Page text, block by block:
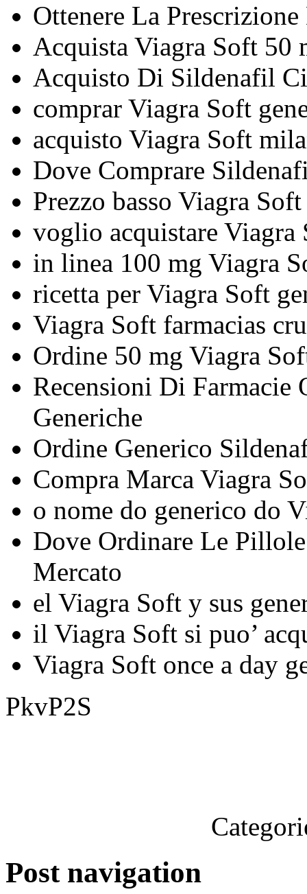
Ottenere La
Acquista Viagra Soft 50
Acquisto Di Sildenafil
comprar Viagra Soft
acquisto Viagra Soft
Dove Comprare
Prezzo basso Viagra
voglio acquistare Viagra
in linea 100 mg Viagra
ricetta per Viagra Soft
Viagra Soft farmacias
Ordine 50 mg Viagra
Recensioni Di
Generiche
Ordine Generico
Compra Marca Viagra
o nome do generico do
Dove Ordinare Le
Mercato
el Viagra Soft y sus
il Viagra Soft si puo’
Viagra Soft once a day
PkvP2S
Post navigation